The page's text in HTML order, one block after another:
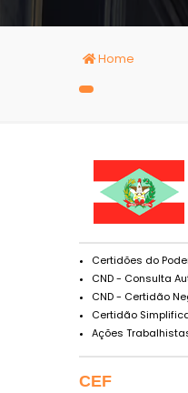
Home
Certidões do
CND - Consulta
CND - Certidão
Certidão
Ações
CEF